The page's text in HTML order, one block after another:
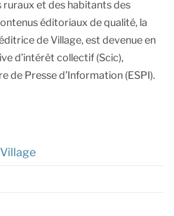
et des habitants des
éditoriaux de qualité, la
de Village, est devenue en
d’intérêt collectif (Scic),
de Presse d’Information (ESPI).